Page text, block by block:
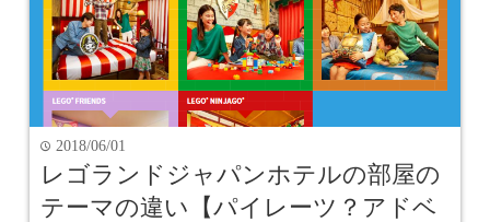
time 2018/06/01
レゴランドジャパンホテルの部屋の
テーマの違い【パイレーツ？アドベ